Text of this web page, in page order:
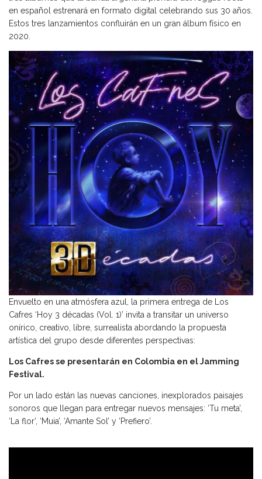
en español estrenará en formato digital celebrando sus 30 años.
Estos tres lanzamientos confluirán en un gran álbum físico en
2020.
Envuelto en una atmósfera azul, la primera entrega de Los
Cafres ‘Hoy 3 décadas (Vol. 1)’ invita a transitar un universo
onírico, creativo, libre, surrealista abordando la propuesta
artística del grupo desde diferentes perspectivas:
Los Cafres se presentarán en Colombia en el Jamming
Festival.
Por un lado están las nuevas canciones, inexplorados paisajes
sonoros que llegan para entregar nuevos mensajes: ‘Tu meta’,
‘La flor’, ‘Muia’, ‘Amante Sol’ y ‘Prefiero’.